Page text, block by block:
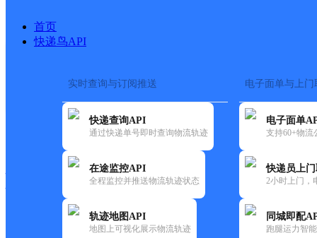
首页
快递鸟API
实时查询与订阅推送
快递查询API
通过快递单号即时查询物流轨迹
在途监控API
全程监控并推送物流轨迹状态
轨迹地图API
地图上可视化展示物流轨迹
电子面单与上门
电子面单
支持60+物流
快递员上
2小时上门，
同城即配
跑腿运力智
快运大全 快递时效